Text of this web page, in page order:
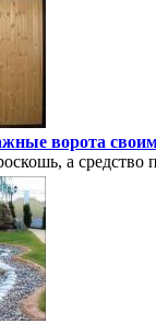
ворота
а